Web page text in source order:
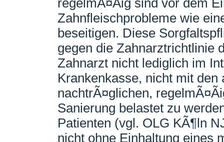
regelmÃ¤Ãig sind vor dem
Zahnfleischprobleme wie
beseitigen. Diese
gegen die Zahnarztrichtlinie
Zahnarzt nicht lediglich im
Krankenkasse, nicht mit
nachtrÃ¤glichen,
Sanierung belastet zu
Patienten (vgl. OLG KÃ¶ln
nicht ohne Einhaltung eines